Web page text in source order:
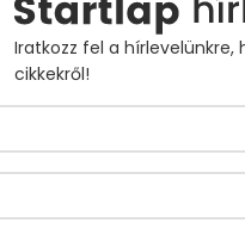
Iratkozz fel a
cikkekről!